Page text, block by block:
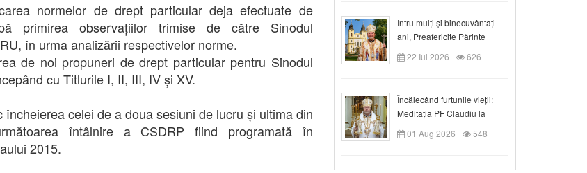
normelor de drept particular deja efectuate de
primirea observațiilor trimise de către Sinodul
în urma analizării respectivelor norme.
de noi propuneri de drept particular pentru Sinodul
cu Titlurile I, II, III, IV și XV.
încheierea celei de a doua sesiuni de lucru și ultima din
întâlnire a CSDRP fiind programată în
2015.
Întru mulți și binecuvântați
ani, Preafericite Părinte
Claudiu!
22 Iul 2026 626
Încălecând furtunile vieții:
Meditația PF Claudiu la
Duminica a IX-a după Rusalii
01 Aug 2026 548